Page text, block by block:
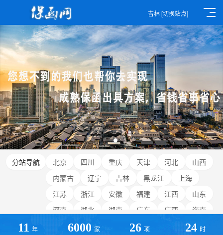
吉林[切换站点]
分站导航 北京 四川 重庆 天津 河北
山西
内蒙古
辽宁 吉林 黑龙江
上海
江苏
浙江 安徽 福建 江西
山东
河南
湖北 湖南 广东 广西
海南
云南 陕西
青海
11 年
6000 家
26 项
24 时